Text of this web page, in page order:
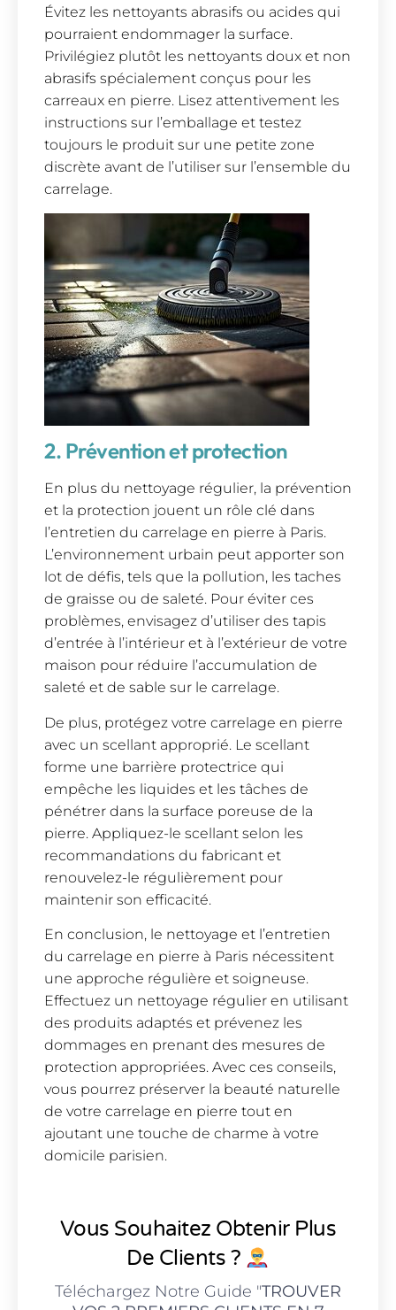
Évitez les nettoyants abrasifs ou acides qui
pourraient endommager la surface.
Privilégiez plutôt les nettoyants doux et non
abrasifs spécialement conçus pour les
carreaux en pierre. Lisez attentivement les
instructions sur l’emballage et testez
toujours le produit sur une petite zone
discrète avant de l’utiliser sur l’ensemble du
carrelage.
2. Prévention et protection
En plus du nettoyage régulier, la prévention
et la protection jouent un rôle clé dans
l’entretien du carrelage en pierre à Paris.
L’environnement urbain peut apporter son
lot de défis, tels que la pollution, les taches
de graisse ou de saleté. Pour éviter ces
problèmes, envisagez d’utiliser des tapis
d’entrée à l’intérieur et à l’extérieur de votre
maison pour réduire l’accumulation de
saleté et de sable sur le carrelage.
De plus, protégez votre carrelage en pierre
avec un scellant approprié. Le scellant
forme une barrière protectrice qui
empêche les liquides et les tâches de
pénétrer dans la surface poreuse de la
pierre. Appliquez-le scellant selon les
recommandations du fabricant et
renouvelez-le régulièrement pour
maintenir son efficacité.
En conclusion, le nettoyage et l’entretien
du carrelage en pierre à Paris nécessitent
une approche régulière et soigneuse.
Effectuez un nettoyage régulier en utilisant
des produits adaptés et prévenez les
dommages en prenant des mesures de
protection appropriées. Avec ces conseils,
vous pourrez préserver la beauté naturelle
de votre carrelage en pierre tout en
ajoutant une touche de charme à votre
domicile parisien.
Vous Souhaitez Obtenir Plus
De Clients ?
Téléchargez Notre Guide "TROUVER